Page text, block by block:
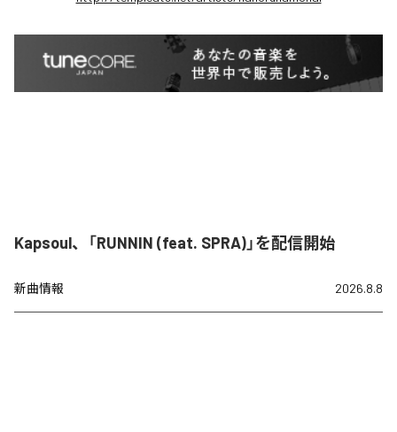
Kapsoul、「RUNNIN (feat. SPRA)」を配信開始
新曲情報 2026.8.8